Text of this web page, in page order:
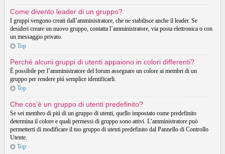
Come divento leader di un gruppo?
I gruppi vengono creati dall’amministratore, che ne stabilisce anche il leader. Se
desideri creare un nuovo gruppo, contatta l’amministratore, via posta elettronica o con
un messaggio privato.
Top
Perché alcuni gruppi di utenti appaiono in colori differenti?
È possibile per l’amministratore del forum assegnare un colore ai membri di un
gruppo per rendere piú semplice identificarli.
Top
Che cos’è un gruppo di utenti predefinito?
Se sei membro di piú di un gruppo di utenti, quello impostato come predefinito
determina il colore e quali permessi di gruppo sono attivi. L’amministratore può
permetterti di modificare il tuo gruppo di utenti predefinito dal Pannello di Controllo
Utente.
Top